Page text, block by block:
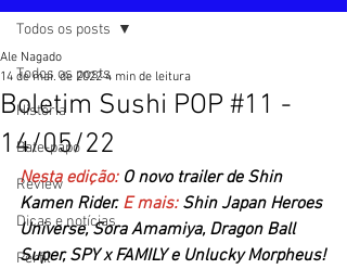
Todos os posts
História
Bate-papo
Review
Dicas e notícias
Perfil
Todos os posts
Boletim Sushi POP #11 -
14/05/22
Ale Nagado
14 de mai. de 2022 4 min de leitura
Nesta edição: O novo trailer de Shin
Kamen Rider. E mais: Shin Japan Heroes
Universe, Sora Amamiya, Dragon Ball
Super, SPY x FAMILY e Unlucky Morpheus!